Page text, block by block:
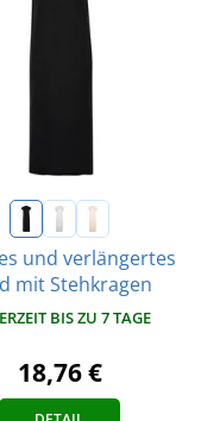
und verlängertes
mit Stehkragen
BIS ZU 7 TAGE
18,76 €